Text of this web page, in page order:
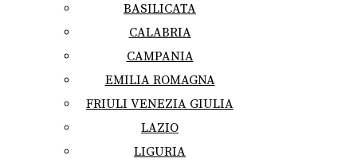
BASILICATA
CALABRIA
CAMPANIA
EMILIA ROMAGNA
FRIULI VENEZIA GIULIA
LAZIO
LIGURIA